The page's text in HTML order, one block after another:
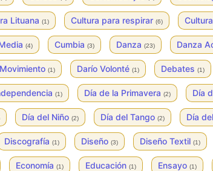
Lituana (1) Cultura para respirar (6)
(4) Cumbia (3) Danza (23) Danza
(1) Darío Volonté (1) Debates (1)
(1) Día de la Primavera (2) Día
Día del Niño (2) Día del Tango (2) Día
Discografía (1) Diseño (3) Diseño Textil (1)
Economía (1) Educación (1) Ensayo (1)